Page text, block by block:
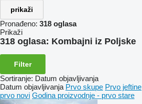
prikaži
Pronađeno: 318 oglasa
Prikaži
318 oglasa: Kombajni iz Poljske
Filter
Sortiranje: Datum objavljivanja
Datum objavljivanja Prvo skupe Prvo jeftine
prvo novi Godina proizvodnje - prvo stare